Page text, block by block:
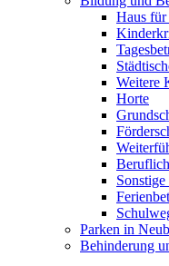
Haus
Weitere
Horte
Parken in
Behinderung